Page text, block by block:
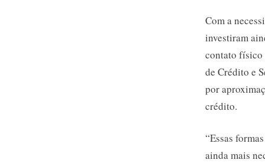
Com a
investiram
contato físico
de Crédito e
por
crédito.
“Essas
ainda mais